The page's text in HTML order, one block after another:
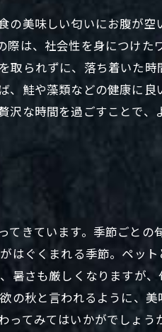
美味しい匂いにお腹が
は、社会性を身につけた
られずに、落ち着いた
鮭や藻類などの健康に
な時間を過ごすことで
きています。季節ごと
はぐくまれる季節。ペッ
暑さも厳しくなりますが
の秋と言われるように、
てみてはいかがでしょ